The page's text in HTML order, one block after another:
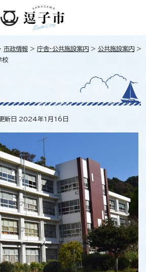
市政情報 > 庁舎・公共施設案内 > 公共施設案内 >
校
日 2024年1月16日